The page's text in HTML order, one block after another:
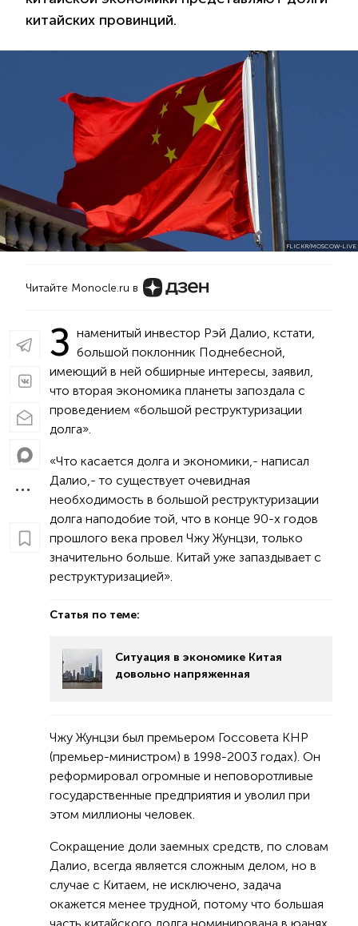
китайских провинций.
FLICKR/MOSCOW-LIVE
Читайте Monocle.ru в
З наменитый инвестор Рэй Далио, кстати,
большой поклонник Поднебесной,
имеющий в ней обширные интересы, заявил,
что вторая экономика планеты запоздала с
проведением «большой реструктуризации
долга».
«Что касается долга и экономики,- написал
Далио,- то существует очевидная
необходимость в большой реструктуризации
долга наподобие той, что в конце 90-х годов
прошлого века провел Чжу Жунцзи, только
значительно больше. Китай уже запаздывает с
реструктуризацией».
Статья по теме:
Ситуация в экономике Китая
довольно напряженная
Чжу Жунцзи был премьером Госсовета КНР
(премьер-министром) в 1998-2003 годах). Он
реформировал огромные и неповоротливые
государственные предприятия и уволил при
этом миллионы человек.
Сокращение доли заемных средств, по словам
Далио, всегда является сложным делом, но в
случае с Китаем, не исключено, задача
окажется менее трудной, потому что большая